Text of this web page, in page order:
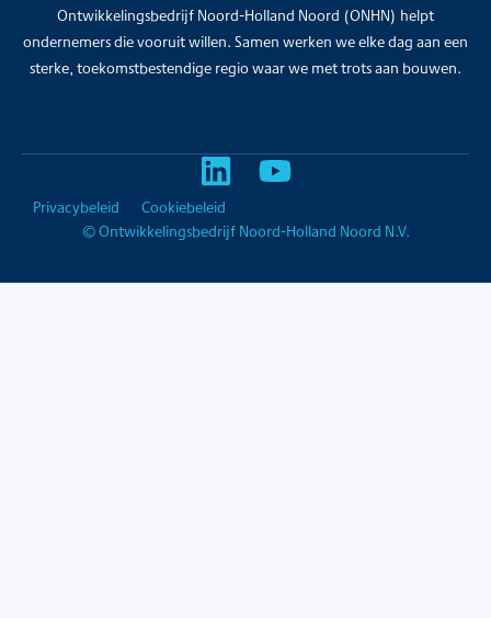
Ontwikkelingsbedrijf Noord-Holland Noord (ONHN) helpt
ondernemers die vooruit willen. Samen werken we elke dag aan een
sterke, toekomstbestendige regio waar we met trots aan bouwen.
© Ontwikkelingsbedrijf Noord-Holland Noord N.V.
Privacybeleid Cookiebeleid